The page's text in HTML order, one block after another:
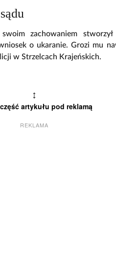
zachowaniem
o ukaranie. Grozi mu
w Strzelcach Krajeńskich.
↕
artykułu pod reklamą
REKLAMA